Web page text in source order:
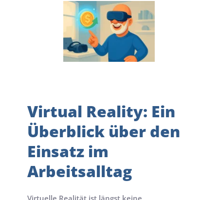
Virtual Reality: Ein
Überblick über den
Einsatz im
Arbeitsalltag
Virtuelle Realität ist längst keine